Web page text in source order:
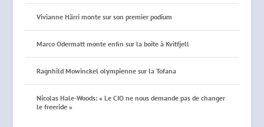
Vivianne Härri monte sur son premier podium
Marco Odermatt monte enfin sur la boîte à Kvitfjell
Ragnhild Mowinckel olympienne sur la Tofana
Nicolas Hale-Woods: « Le CIO ne nous demande pas de changer
le freeride »